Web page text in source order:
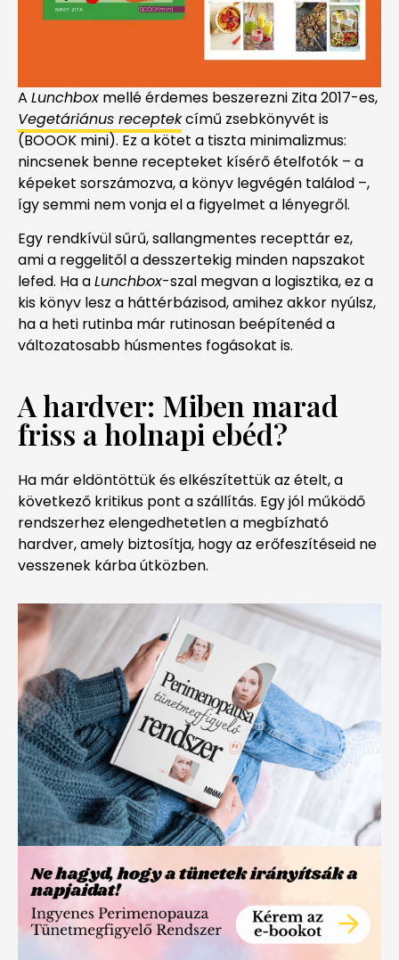
A Lunchbox mellé érdemes beszerezni Zita 2017-es,
Vegetáriánus receptekcímű zsebkönyvét is
(BOOOK mini). Ez a kötet a tiszta minimalizmus:
nincsenek benne recepteket kísérő ételfotók – a
képeket sorszámozva, a könyv legvégén találod –,
így semmi nem vonja el a figyelmet a lényegről.
Egy rendkívül sűrű, sallangmentes recepttár ez,
ami a reggelitől a desszertekig minden napszakot
lefed. Ha aLunchbox-szal megvan a logisztika, ez a
kis könyv lesz a háttérbázisod, amihez akkor nyúlsz,
ha a heti rutinba már rutinosan beépítenéd a
változatosabb húsmentes fogásokat is.
A hardver: Miben marad
friss a holnapi ebéd?
Ha már eldöntöttük és elkészítettük az ételt, a
következő kritikus pont a szállítás. Egy jól működő
rendszerhez elengedhetetlen a megbízható
hardver, amely biztosítja, hogy az erőfeszítéseid ne
vesszenek kárba útközben.